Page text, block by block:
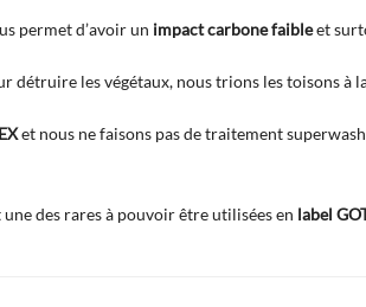
permet d’avoir un impact carbone faibleet
détruire les végétaux, nous trions les toisons à
et nous ne faisons pas de traitement
une des rares à pouvoir être utilisées en label